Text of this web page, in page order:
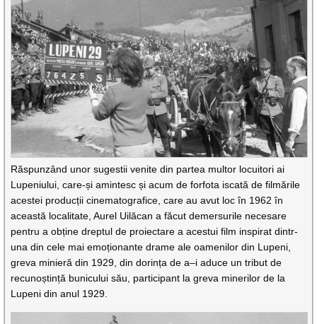
Răspunzând unor sugestii venite din partea multor locuitori ai
Lupeniului, care-și amintesc și acum de forfota iscată de filmările
acestei producții cinematografice, care au avut loc în 1962 în
această localitate, Aurel Uilăcan a făcut demersurile necesare
pentru a obține dreptul de proiectare a acestui film inspirat dintr-
una din cele mai emoționante drame ale oamenilor din Lupeni,
greva minieră din 1929, din dorința de a–i aduce un tribut de
recunoștință bunicului său, participant la greva minerilor de la
Lupeni din anul 1929.